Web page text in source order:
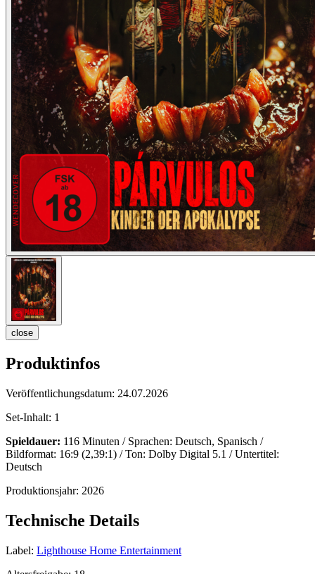
close
Produktinfos
Veröffentlichungsdatum: 24.07.2026
Set-Inhalt: 1
Spieldauer: 116 Minuten / Sprachen: Deutsch, Spanisch /
Bildformat: 16:9 (2,39:1) / Ton: Dolby Digital 5.1 / Untertitel:
Deutsch
Produktionsjahr: 2026
Technische Details
Label: Lighthouse Home Entertainment